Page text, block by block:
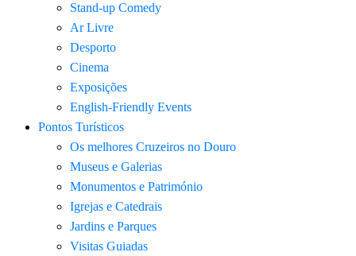
Stand-up Comedy
Ar Livre
Desporto
Cinema
Exposições
English-Friendly Events
Pontos Turísticos
Os melhores Cruzeiros no Douro​
Museus e Galerias
Monumentos e Património
Igrejas e Catedrais
Jardins e Parques
Visitas Guiadas